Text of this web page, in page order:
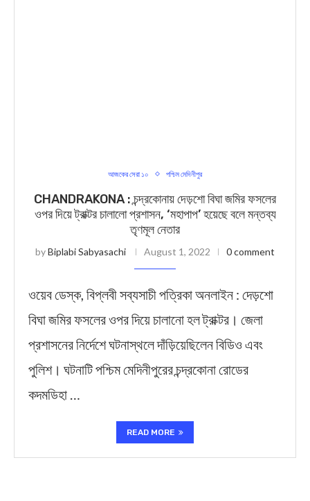
আজকের সেরা ১০ পশ্চিম মেদিনীপুর
CHANDRAKONA : চন্দ্রকোনায় দেড়শো বিঘা জমির ফসলের
ওপর দিয়ে ট্রাক্টর চালালো প্রশাসন, ‘মহাপাপ’ হয়েছে বলে মন্তব্য
তৃণমূল নেতার
byBiplabi Sabyasachi August 1, 2022 0 comment
ওয়েব ডেস্ক, বিপ্লবী সব্যসাচী পত্রিকা অনলাইন : দেড়শো
বিঘা জমির ফসলের ওপর দিয়ে চালানো হল ট্রাক্টর। জেলা
প্রশাসনের নির্দেশে ঘটনাস্থলে দাঁড়িয়েছিলেন বিডিও এবং
পুলিশ। ঘটনাটি পশ্চিম মেদিনীপুরের চন্দ্রকোনা রোডের
কদমডিহা …
READ MORE